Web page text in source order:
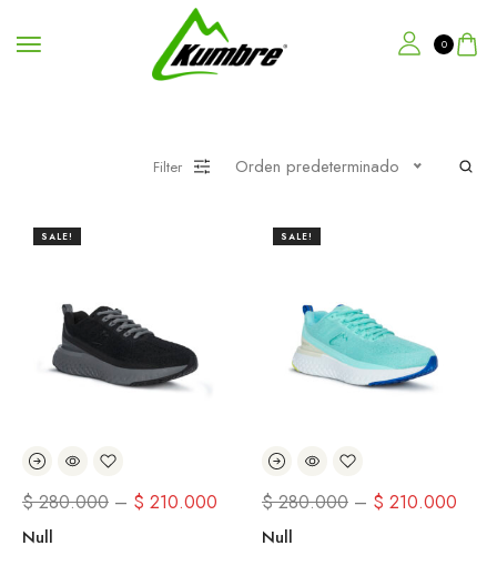
0
Filter Orden predeterminado
SALE!
$280.000 – $ 210.000
Null
SALE!
$280.000 – $ 210.000
Null